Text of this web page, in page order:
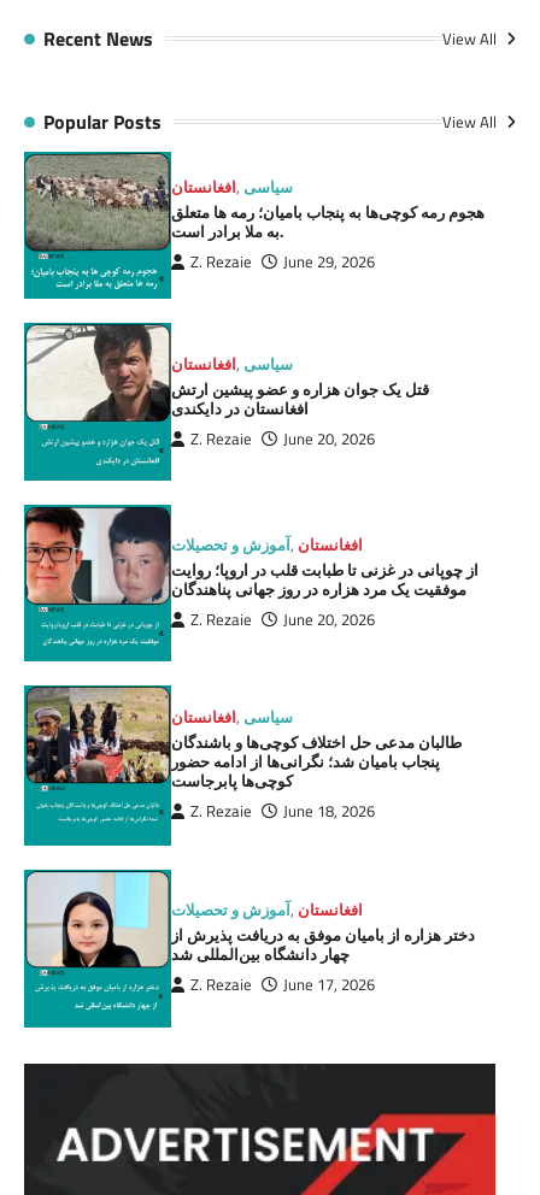
Recent News View All
Popular Posts View All
افغانستان,سیاسی
هجوم رمه کوچی‌ها به پنجاب بامیان؛ رمه ها متعلق
به ملا برادر است.
Z. Rezaie June 29, 2026
افغانستان,سیاسی
قتل یک جوان هزاره و عضو پیشین ارتش
افغانستان در دایکندی
Z. Rezaie June 20, 2026
آموزش و تحصیلات, افغانستان
از چوپانی در غزنی تا طبابت قلب در اروپا؛ روایت
موفقیت یک مرد هزاره در روز جهانی پناهندگان
Z. Rezaie June 20, 2026
افغانستان,سیاسی
طالبان مدعی حل اختلاف کوچی‌ها و باشندگان
پنجاب بامیان شد؛ نگرانی‌ها از ادامه حضور
کوچی‌ها پابرجاست
Z. Rezaie June 18, 2026
آموزش و تحصیلات, افغانستان
دختر هزاره از بامیان موفق به دریافت پذیرش از
چهار دانشگاه بین‌المللی شد
Z. Rezaie June 17, 2026